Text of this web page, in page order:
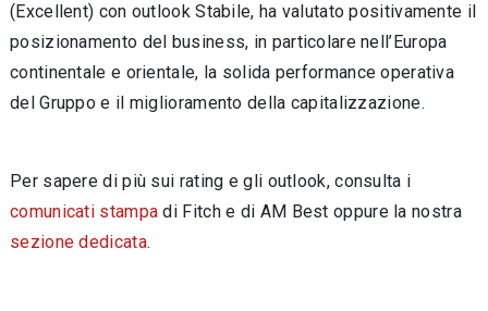
(Excellent) con outlook Stabile, ha valutato positivamente il
posizionamento del business, in particolare nell’Europa
continentale e orientale, la solida performance operativa
del Gruppo e il miglioramento della capitalizzazione.
Per sapere di più sui rating e gli outlook, consulta i
comunicati stampa di Fitch e di AM Best oppure la nostra
sezione dedicata.